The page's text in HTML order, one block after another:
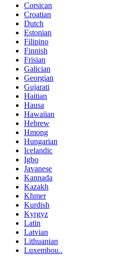
Corsican
Croatian
Dutch
Estonian
Filipino
Finnish
Frisian
Galician
Georgian
Gujarati
Haitian
Hausa
Hawaiian
Hebrew
Hmong
Hungarian
Icelandic
Igbo
Javanese
Kannada
Kazakh
Khmer
Kurdish
Kyrgyz
Latin
Latvian
Lithuanian
Luxembou..